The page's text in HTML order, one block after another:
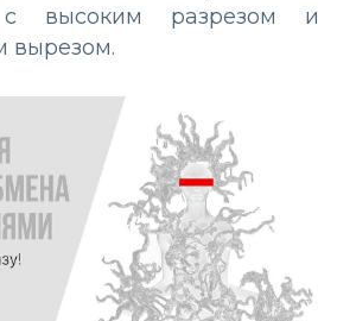
с высоким разрезом и
вырезом.